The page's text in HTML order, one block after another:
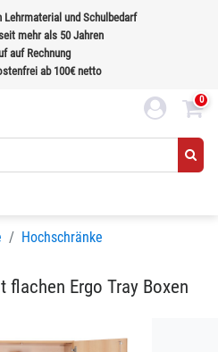
Lehrmaterial und Schulbedarf
mehr als 50 Jahren
auf Rechnung
ab 100€ netto
0
Hochschränke
flachen Ergo Tray Boxen